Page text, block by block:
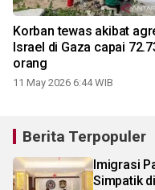
Korban tewas akibat
Israel di Gaza capai
orang
11 May 2026 6:44 WIB
Berita Terpopuler
Imigrasi
Simpatik